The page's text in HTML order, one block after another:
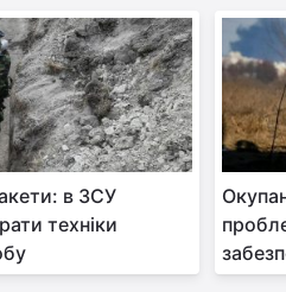
в ЗСУ
техніки